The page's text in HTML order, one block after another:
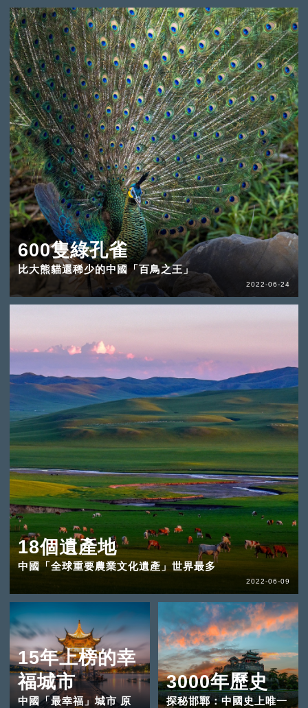
600隻綠孔雀
比大熊貓還稀少的中國「百鳥之王」
2022-06-24
18個遺產地
中國「全球重要農業文化遺產」世界最多
2022-06-09
15年上榜的幸
福城市
中國「最幸福」城市 原
3000年歷史
探秘邯鄲：中國史上唯一